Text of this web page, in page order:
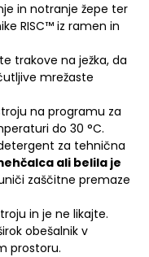
in notranje žepe ter
RISC™ iz ramen in
trakove na ježka, da
mrežaste
na programu za
do 30 °C.
za tehnična
ali belila je
zaščitne premaze
in je ne likajte.
obešalnik v
prostoru.